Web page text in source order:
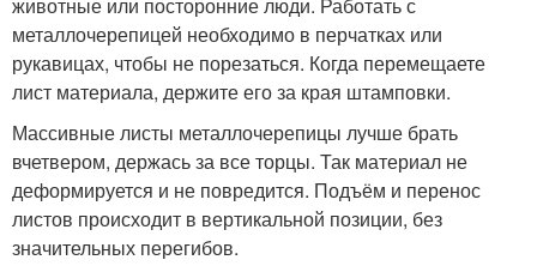
металлочерепицей необходимо в перчатках или
рукавицах, чтобы не порезаться. Когда перемещаете
лист материала, держите его за края штамповки.
Массивные листы металлочерепицы лучше брать
вчетвером, держась за все торцы. Так материал не
деформируется и не повредится. Подъём и перенос
листов происходит в вертикальной позиции, без
значительных перегибов.